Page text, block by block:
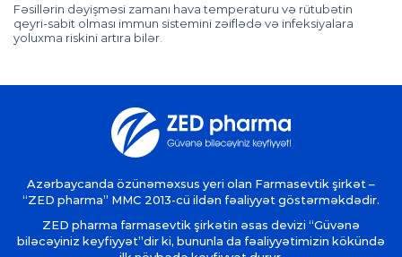
Fəsillərin dəyişməsi zamanı hava temperaturu və rütubətin
qeyri-sabit olması immun sistemini zəiflədə və infeksiyalara
yoluxma riskini artıra bilər.
Azərbaycanda özünəməxsus yeri olan Farmasevtik şirkət –
“ZED pharma” MMC 2013-cü ildən fəaliyyət göstərməkdədir.
ZED pharma farmasevtik şirkətin əsas devizi “Güvənə
biləcəyiniz keyfiyyət”dir ki, bununla da fəaliyyətimizin kökündə